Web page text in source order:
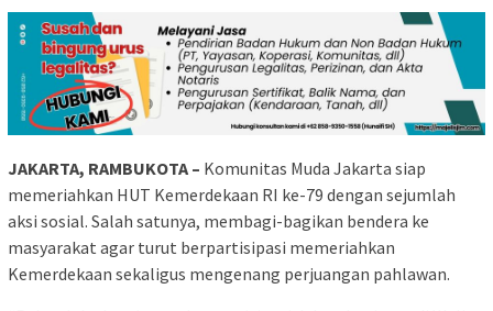
JAKARTA, RAMBUKOTA – Komunitas Muda Jakarta siap
memeriahkan HUT Kemerdekaan RI ke-79 dengan sejumlah
aksi sosial. Salah satunya, membagi-bagikan bendera ke
masyarakat agar turut berpartisipasi memeriahkan
Kemerdekaan sekaligus mengenang perjuangan pahlawan.